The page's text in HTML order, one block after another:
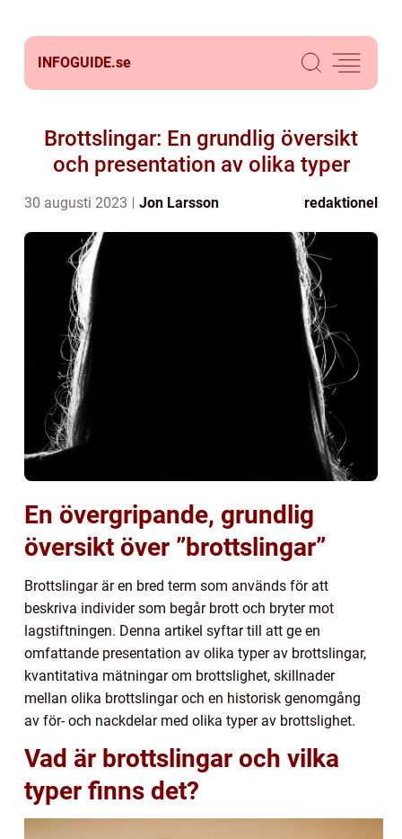
INFOGUIDE.se
Brottslingar: En grundlig översikt
och presentation av olika typer
30 augusti 2023 Jon Larsson redaktionel
En övergripande, grundlig
översikt över ”brottslingar”
Brottslingar är en bred term som används för att
beskriva individer som begår brott och bryter mot
lagstiftningen. Denna artikel syftar till att ge en
omfattande presentation av olika typer av brottslingar,
kvantitativa mätningar om brottslighet, skillnader
mellan olika brottslingar och en historisk genomgång
av för- och nackdelar med olika typer av brottslighet.
Vad är brottslingar och vilka
typer finns det?